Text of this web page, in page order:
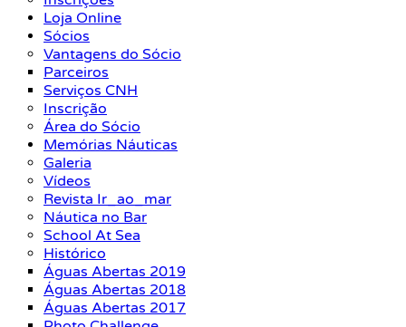
Loja Online
Sócios
Vantagens do Sócio
Parceiros
Serviços CNH
Inscrição
Área do Sócio
Memórias Náuticas
Galeria
Vídeos
Revista Ir_ao_mar
Náutica no Bar
School At Sea
Histórico
Águas Abertas 2019
Águas Abertas 2018
Águas Abertas 2017